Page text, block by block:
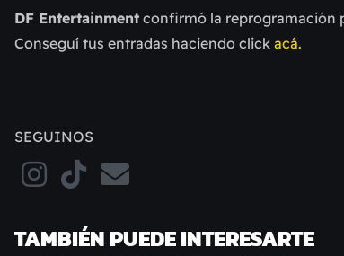
DF Entertainment confirmó la reprogramación
Conseguí tus entradas haciendo click acá.
SEGUINOS
TAMBIÉN PUEDE INTERESARTE